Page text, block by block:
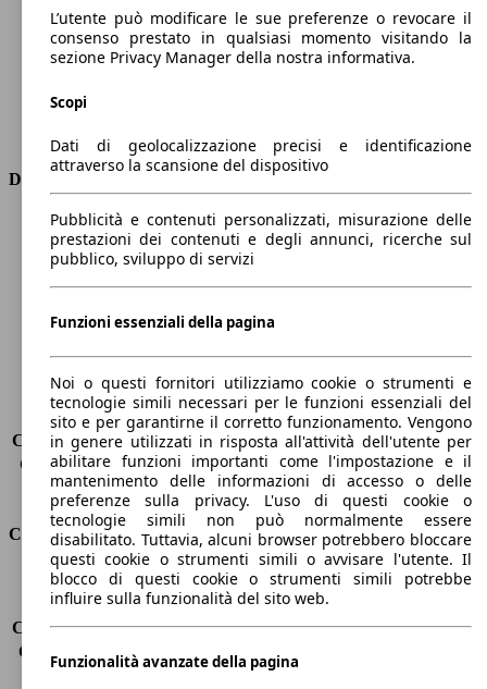
Coppia
240 nm
Cilindrata
1461 ccm
Carburante
Diesel
Trasmissione
Dimensioni
Lunghezza
4410 mm
Altezza
1650 mm
Larghezza
Peso massimo
1996 kg
Sedili
5
Carico sul tetto
-
Capacità di traino (senza freni) -
Capacità di traino (con freni)
1850 kg
Volume del bagagliaio
572 - 2618 l
Consumi
Emissioni di CO2*
100 g/km (komb.)
Consumo (urbano)
4.2 l/100km
Consumo (extra-urbano) 3.7 l/100km
Consumo (combinato)*
3.9 l/100km
L’utente può modificare le sue preferenze o revocare il
consenso prestato in qualsiasi momento visitando la
sezione Privacy Manager della nostra informativa.
Scopi
Dati di geolocalizzazione precisi e identificazione
attraverso la scansione del dispositivo
Pubblicità e contenuti personalizzati, misurazione delle
prestazioni dei contenuti e degli annunci, ricerche sul
pubblico, sviluppo di servizi
Funzioni essenziali della pagina
Noi o questi fornitori utilizziamo cookie o strumenti e
tecnologie simili necessari per le funzioni essenziali del
sito e per garantirne il corretto funzionamento. Vengono
in genere utilizzati in risposta all'attività dell'utente per
abilitare funzioni importanti come l'impostazione e il
mantenimento delle informazioni di accesso o delle
preferenze sulla privacy. L'uso di questi cookie o
tecnologie simili non può normalmente essere
disabilitato. Tuttavia, alcuni browser potrebbero bloccare
questi cookie o strumenti simili o avvisare l'utente. Il
blocco di questi cookie o strumenti simili potrebbe
influire sulla funzionalità del sito web.
Funzionalità avanzate della pagina